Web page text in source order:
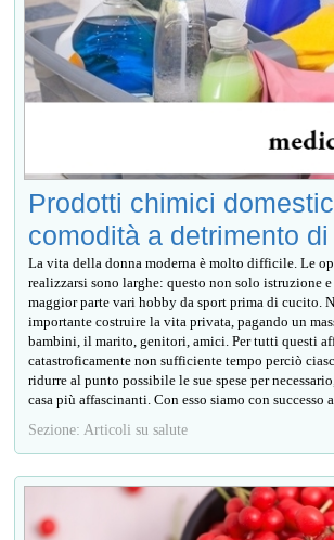
Prodotti chimici
comodità a detrimento
La vita della donna moderna è molto difficile. Le
realizzarsi sono larghe: questo non solo istruzione e
maggior parte vari hobby da sport prima di cucito.
importante costruire la vita privata, pagando un
bambini, il marito, genitori, amici. Per tutti questi
catastroficamente non sufficiente tempo perciò
ridurre al punto possibile le sue spese per
casa più affascinanti. Con esso siamo con successo
Sezione: Articoli su salute